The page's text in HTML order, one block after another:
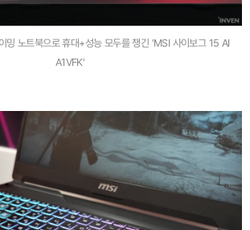
노트북으로 휴대+성능 모두를 챙긴 'MSI 사이보그 15 AI
A1VFK'